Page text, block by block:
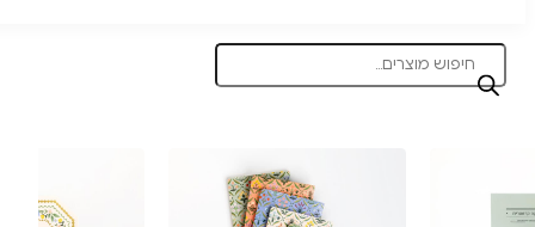
Products
search